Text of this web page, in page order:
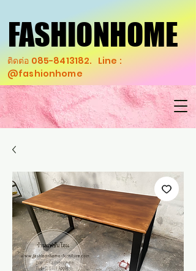
FASHIONHOME
FASHIONHOME
ติดต่อ 085-8413182. Line :
@fashionhome